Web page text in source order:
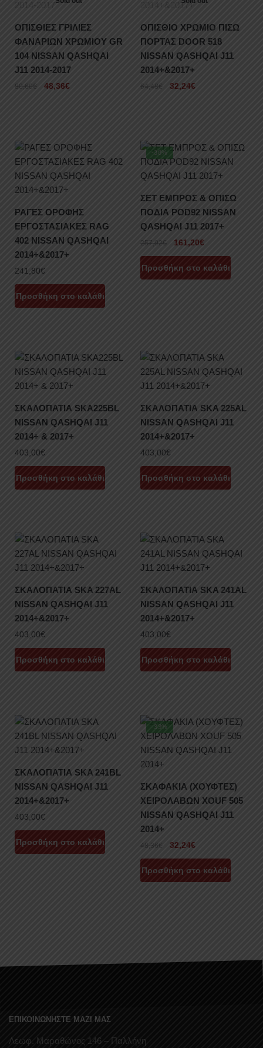
ΟΠΙΣΘΙΕΣ ΓΡΙΛΙΕΣ
ΦΑΝΑΡΙΩΝ ΧΡΩΜΙΟΥ GR
104 NISSAN QASHQAI
J11 2014-2017
80,60 € 48,36€
ΟΠΙΣΘΙΟ ΧΡΩΜΙΟ ΠΙΣΩ
ΠΟΡΤΑΣ DOOR 518
NISSAN QASHQAI J11
2014+&2017+
64,48€ 32,24€
ΡΑΓΕΣ ΟΡΟΦΗΣ
ΕΡΓΟΣΤΑΣΙΑΚΕΣ RAG
402 NISSAN QASHQAI
2014+&2017+
241,80€
Προσθήκη στο καλάθι
-38%
ΣΕΤ ΕΜΠΡΟΣ & ΟΠΙΣΩ
ΠΟΔΙΑ POD92 NISSAN
QASHQAI J11 2017+
257,92€ 161,20€
Προσθήκη στο καλάθι
ΣΚΑΛΟΠΑΤΙΑ SKA225BL
NISSAN QASHQAI J11
2014+ & 2017+
403,00€
Προσθήκη στο καλάθι
ΣΚΑΛΟΠΑΤΙΑ SKA 225AL
NISSAN QASHQAI J11
2014+&2017+
403,00€
Προσθήκη στο καλάθι
ΣΚΑΛΟΠΑΤΙΑ SKA 227AL
NISSAN QASHQAI J11
2014+&2017+
403,00€
Προσθήκη στο καλάθι
ΣΚΑΛΟΠΑΤΙΑ SKA 241AL
NISSAN QASHQAI J11
2014+&2017+
403,00€
Προσθήκη στο καλάθι
ΣΚΑΛΟΠΑΤΙΑ SKA 241BL
NISSAN QASHQAI J11
2014+&2017+
403,00€
Προσθήκη στο καλάθι
-33%
ΣΚΑΦΑΚΙΑ (ΧΟΥΦΤΕΣ)
ΧΕΙΡΟΛΑΒΩΝ XOUF 505
NISSAN QASHQAI J11
2014+
48,36€ 32,24€
Προσθήκη στο καλάθι
ΕΠΙΚΟΙΝΩΝΗΣΤΕ ΜΑΖΙ ΜΑΣ
Λεωφ. Μαραθώνος 146 – Παλλήνη